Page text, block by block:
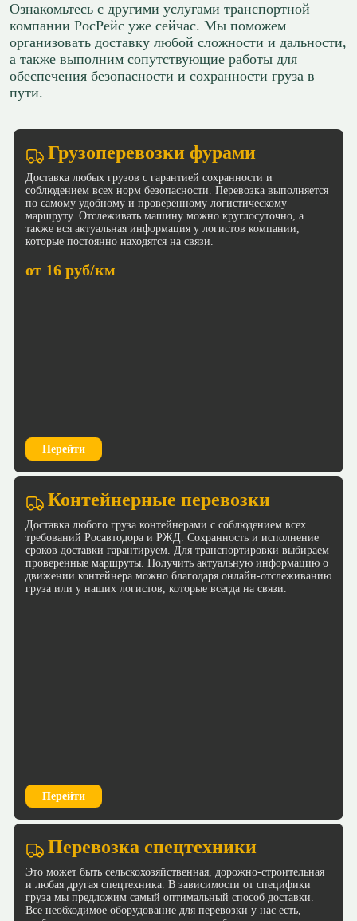
Ознакомьтесь с другими услугами транспортной
компании РосРейс уже сейчас. Мы поможем
организовать доставку любой сложности и дальности,
а также выполним сопутствующие работы для
обеспечения безопасности и сохранности груза в
пути.
Грузоперевозки фурами
Доставка любых грузов с гарантией сохранности и
соблюдением всех норм безопасности. Перевозка выполняется
по самому удобному и проверенному логистическому
маршруту. Отслеживать машину можно круглосуточно, а
также вся актуальная информация у логистов компании,
которые постоянно находятся на связи.
от 16 руб/км
Перейти
Контейнерные перевозки
Доставка любого груза контейнерами с соблюдением всех
требований Росавтодора и РЖД. Сохранность и исполнение
сроков доставки гарантируем. Для транспортировки выбираем
проверенные маршруты. Получить актуальную информацию о
движении контейнера можно благодаря онлайн-отслеживанию
груза или у наших логистов, которые всегда на связи.
Перейти
Перевозка спецтехники
Это может быть сельскохозяйственная, дорожно-строительная
и любая другая спецтехника. В зависимости от специфики
груза мы предложим самый оптимальный способ доставки.
Все необходимое оборудование для перевозки у нас есть,